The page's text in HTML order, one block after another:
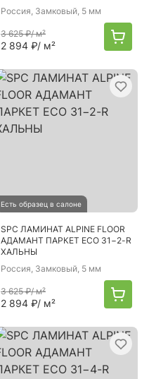
Россия, Замковый, 5 мм
3 625 ₽/ м²
2 894 ₽/ м²
Есть образец в салоне
SPC ЛАМИНАТ ALPINE FLOOR
АДАМАНТ ПАРКЕТ ECO 31−2-R
ХАЛЬНЫ
Россия, Замковый, 5 мм
3 625 ₽/ м²
2 894 ₽/ м²